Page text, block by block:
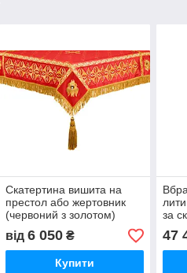
Скатертина вишита на
престол або жертовник
(червоний з золотом)
від 6 050₴
Купити
за
47